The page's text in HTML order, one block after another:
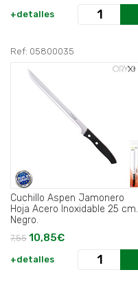
+detalles
Ref: 05800035
Cuchillo Aspen Jamonero
Hoja Acero Inoxidable 25 cm.
Negro.
7,55 10,85€
+detalles